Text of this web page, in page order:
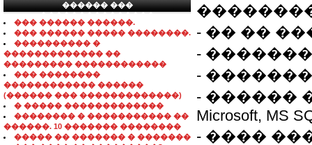
������ ���
���������������
��� ������ ������.
��� ������ ����� ��������.
���������� �
������������� ��
��������� ������������
��� ��������
������������ ������
(������ ��� �������������)
� ����� �������������
�������� � ����������� ��
������. 10 ������� ��������
����� �� ������� � �������
- �� ��
-
-
- ������
Microsoft, MS
- ����